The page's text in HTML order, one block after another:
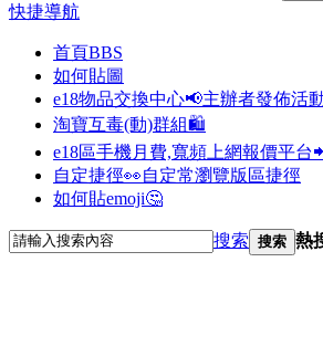
快捷導航
首頁BBS
如何貼圖
e18物品交換中心📢主辦者發佈活
淘寶互毒(動)群組🛍️
e18區手機月費,寬頻上網報價平台
自定捷徑👀自定常瀏覽版區捷徑
如何貼emoji🤔
搜索 搜索 熱